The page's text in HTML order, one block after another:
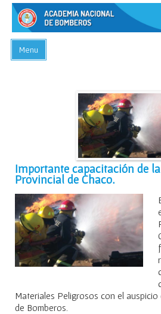
Menu
PREGUNTAS FRECUENTES
CONTACTO
Importante capacitación de
Provincial de Chaco.
Materiales Peligrosos con el auspicio
de Bomberos.